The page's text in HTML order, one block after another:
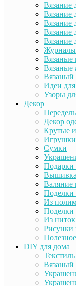
Вязание
Вязание
Вязание
Вязание
Вязание
Журналы
Вязаные
Вязаные
Вязаный
Идеи для
Узоры
Декор
Декор
Крутые
Игрушки
Сумки
Подарки
Вышивка
Валяние
Поделки
Из
Поделки
Из
Рисунки
DIY для дома
Вязаный